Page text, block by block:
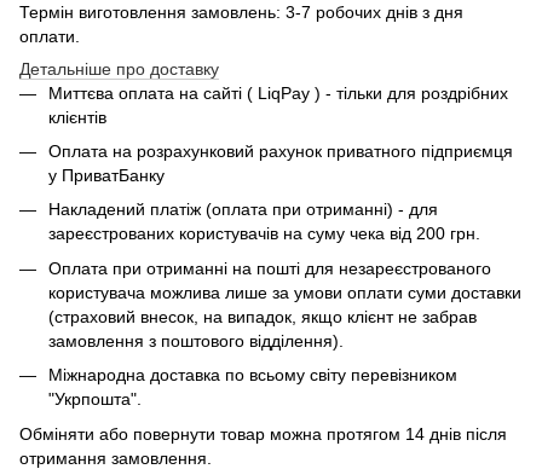
Термін виготовлення замовлень: 3-7 робочих днів з дня
оплати.
Детальніше про доставку
Миттєва оплата на сайті ( LiqPay ) - тільки для роздрібних
клієнтів
Оплата на розрахунковий рахунок приватного підприємця
у ПриватБанку
Накладений платіж (оплата при отриманні) - для
зареєстрованих користувачів на суму чека від 200 грн.
Оплата при отриманні на пошті для незареєстрованого
користувача можлива лише за умови оплати суми доставки
(страховий внесок, на випадок, якщо клієнт не забрав
замовлення з поштового відділення).
Міжнародна доставка по всьому світу перевізником
"Укрпошта".
Обміняти або повернути товар можна протягом 14 днів після
отримання замовлення.